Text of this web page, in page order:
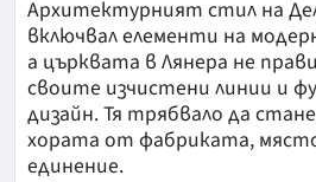
Архитектурният стил на
включвал елементи на
а църквата в Лянера не
своите изчистени линии и
дизайн. Тя трябвало да
хората от фабриката,
единение.